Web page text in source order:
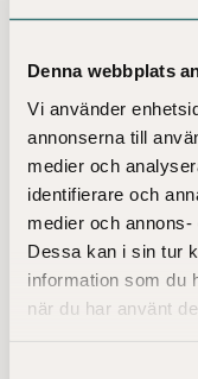
Denna webbplats
Vi använder
annonserna till
medier och
identifierare och
medier och
Dessa kan i sin tur
information som du
när du har använt